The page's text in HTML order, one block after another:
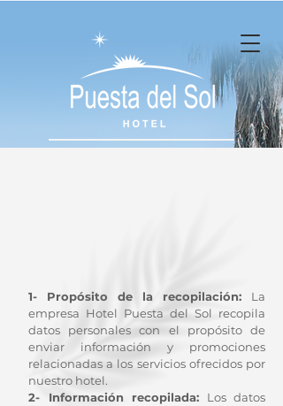
1- Propósito de la recopilación: La
empresa Hotel Puesta del Sol recopila
datos personales con el propósito de
enviar información y promociones
relacionadas a los servicios ofrecidos por
nuestro hotel.
2- Información recopilada: Los datos